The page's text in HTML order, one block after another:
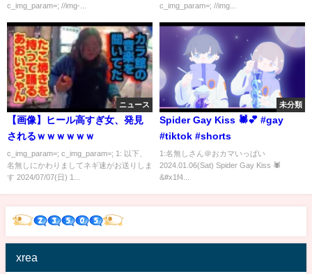
c_img_param=; //img-...
c_img_param=; //img...
ニュース
【画像】ヒール高すぎ女、発見
されるｗｗｗｗｗｗ
c_img_param=; c_img_param=; 1: 以下、
名無しにかわりましてネギ速がお送りしま
す 2024/07/07(日) 1...
未分類
Spider Gay Kiss 🕷️💕 #gay
#tiktok #shorts
1:名無しさん＠おカマいっぱい
2024.01.06(Sat) Spider Gay Kiss 🕷️
&#x1f4...
xrea